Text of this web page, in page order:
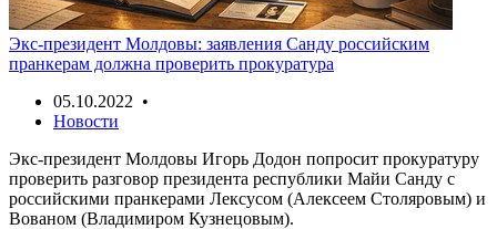
Экс-президент Молдовы: заявления Санду российским
пранкерам должна проверить прокуратура
05.10.2022 •
Новости
Экс-президент Молдовы Игорь Додон попросит прокуратуру
проверить разговор президента республики Майи Санду с
российскими пранкерами Лексусом (Алексеем Столяровым) и
Вованом (Владимиром Кузнецовым).